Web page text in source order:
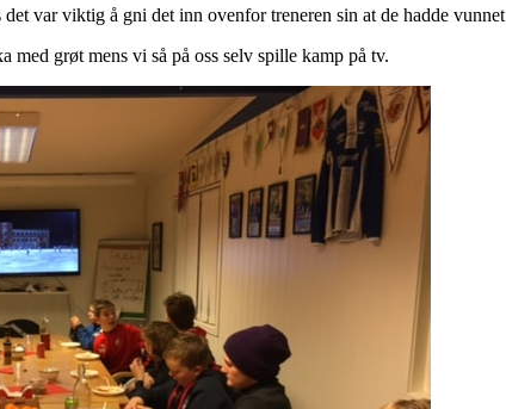
var viktig å gni det inn ovenfor treneren sin at de hadde vunnet
med grøt mens vi så på oss selv spille kamp på tv.